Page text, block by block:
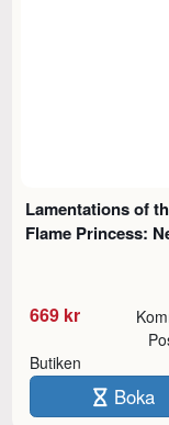
Lamentations of
Flame Princess:
669 kr
Butiken
Boka